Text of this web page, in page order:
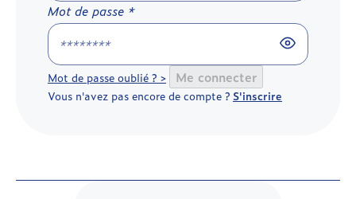
Mot de passe *
Mot de passe oublié ? > Me connecter
Vous n'avez pas encore de compte ? S'inscrire